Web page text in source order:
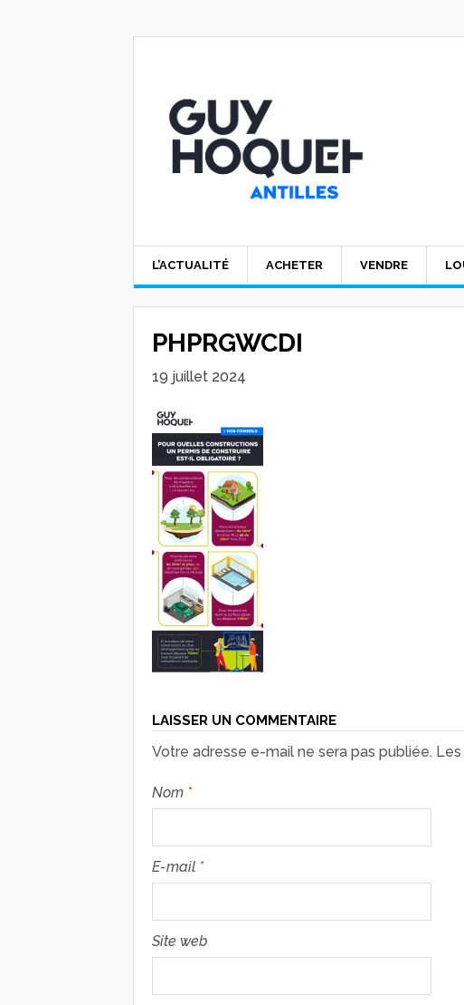
L’ACTUALITÉ ACHETER VENDRE
PHPRGWCDI
19 juillet 2024
LAISSER UN COMMENTAIRE
Votre adresse e-mail ne sera pas publiée.
Nom *
E-mail *
Site web